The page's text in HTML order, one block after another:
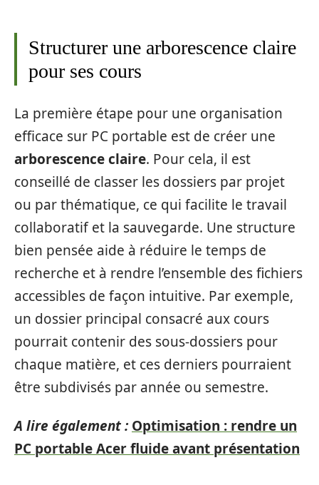
Structurer une arborescence claire
pour ses cours
La première étape pour une organisation
efficace sur PC portable est de créer une
arborescence claire. Pour cela, il est
conseillé de classer les dossiers par projet
ou par thématique, ce qui facilite le travail
collaboratif et la sauvegarde. Une structure
bien pensée aide à réduire le temps de
recherche et à rendre l’ensemble des fichiers
accessibles de façon intuitive. Par exemple,
un dossier principal consacré aux cours
pourrait contenir des sous-dossiers pour
chaque matière, et ces derniers pourraient
être subdivisés par année ou semestre.
A lire également : Optimisation : rendre un
PC portable Acer fluide avant présentation